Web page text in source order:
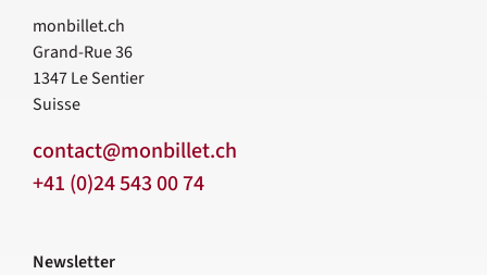
monbillet.ch
Grand-Rue 36
1347Le Sentier
Suisse
contact@monbillet.ch
+41 (0)24 543 00 74
Newsletter